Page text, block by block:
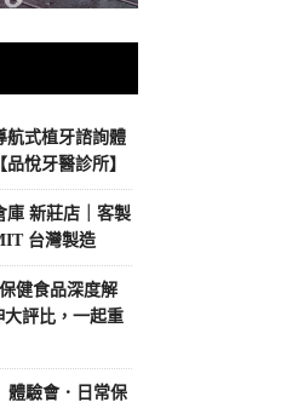
航式植牙諮詢體
悅牙醫診所】
庫 新莊店｜客製
台灣製造
健食品深度解
大評比，一起重
體驗會．日常保